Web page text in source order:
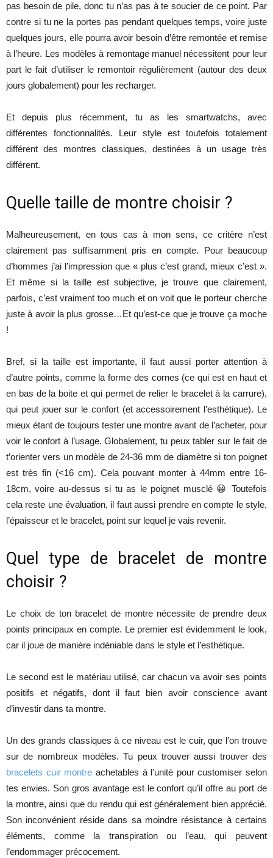
pas besoin de pile, donc tu n’as pas à te soucier de ce point. Par
contre si tu ne la portes pas pendant quelques temps, voire juste
quelques jours, elle pourra avoir besoin d’être remontée et remise
à l’heure. Les modèles à remontage manuel nécessitent pour leur
part le fait d’utiliser le remontoir régulièrement (autour des deux
jours globalement) pour les recharger.
Et depuis plus récemment, tu as les smartwatchs, avec
différentes fonctionnalités. Leur style est toutefois totalement
différent des montres classiques, destinées à un usage très
différent.
Quelle taille de montre choisir ?
Malheureusement, en tous cas à mon sens, ce critère n’est
clairement pas suffisamment pris en compte. Pour beaucoup
d’hommes j’ai l’impression que « plus c’est grand, mieux c’est ».
Et même si la taille est subjective, je trouve que clairement,
parfois, c’est vraiment too much et on voit que le porteur cherche
juste à avoir la plus grosse…Et qu’est-ce que je trouve ça moche
!
Bref, si la taille est importante, il faut aussi porter attention à
d’autre points, comme la forme des cornes (ce qui est en haut et
en bas de la boite et qui permet de relier le bracelet à la carrure),
qui peut jouer sur le confort (et accessoirement l’esthétique). Le
mieux étant de toujours tester une montre avant de l’acheter, pour
voir le confort à l’usage. Globalement, tu peux tabler sur le fait de
t’orienter vers un modèle de 24-36 mm de diamètre si ton poignet
est très fin (<16 cm). Cela pouvant monter à 44mm entre 16-
18cm, voire au-dessus si tu as le poignet musclé 😀 Toutefois
cela reste une évaluation, il faut aussi prendre en compte le style,
l’épaisseur et le bracelet, point sur lequel je vais revenir.
Quel type de bracelet de montre
choisir ?
Le choix de ton bracelet de montre nécessite de prendre deux
points principaux en compte. Le premier est évidemment le look,
car il joue de manière indéniable dans le style et l’esthétique.
Le second est le matériau utilisé, car chacun va avoir ses points
positifs et négatifs, dont il faut bien avoir conscience avant
d’investir dans ta montre.
Un des grands classiques à ce niveau est le cuir, que l’on trouve
sur de nombreux modèles. Tu peux trouver aussi trouver des
bracelets cuir montre achetables à l’unité pour customiser selon
tes envies. Son gros avantage est le confort qu’il offre au port de
la montre, ainsi que du rendu qui est généralement bien apprécié.
Son inconvénient réside dans sa moindre résistance à certains
éléments, comme la transpiration ou l’eau, qui peuvent
l’endommager précocement.